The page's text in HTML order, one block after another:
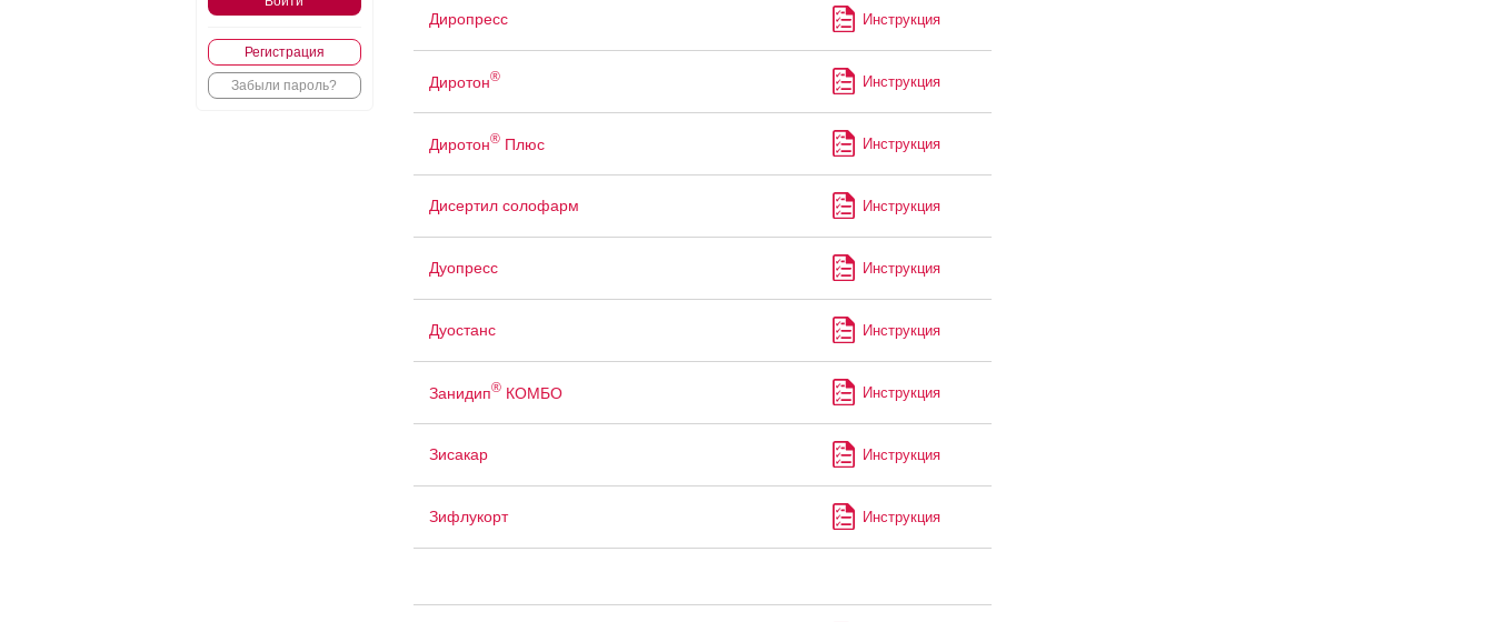
Регистрация
Забыли пароль?
Диропресс Инструкция
Диротон® Инструкция
Диротон®Плюс Инструкция
Дисертил солофарм Инструкция
Дуопресс Инструкция
Дуостанс Инструкция
Занидип®КОМБО Инструкция
Зисакар Инструкция
Зифлукорт Инструкция